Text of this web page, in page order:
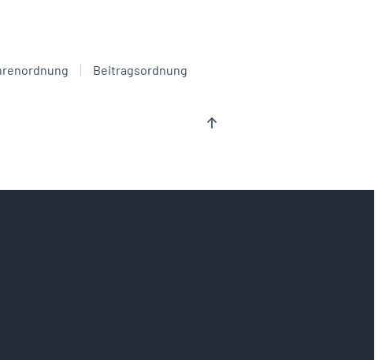
Beitragsordnung